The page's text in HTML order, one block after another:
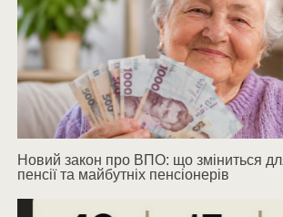
Новий закон про ВПО: що зміниться
пенсії та майбутніх пенсіонерів